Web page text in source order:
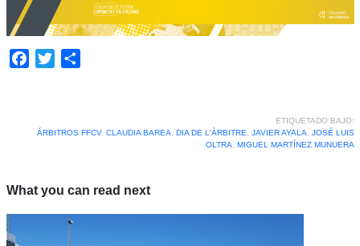
Facebook
Twitter
ETIQUETADO BAJO:
ÁRBITROS FFCV, CLAUDIA BAREA, DIA DE L'ÀRBITRE, JAVIER AYALA, JOSÉ LUIS
OLTRA, MIGUEL MARTÍNEZ MUNUERA
What you can read next